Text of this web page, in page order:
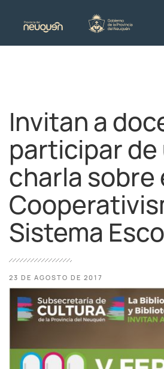
Invitan a
participar de
charla sobre
Sistema
23 DE AGOSTO DE 2017